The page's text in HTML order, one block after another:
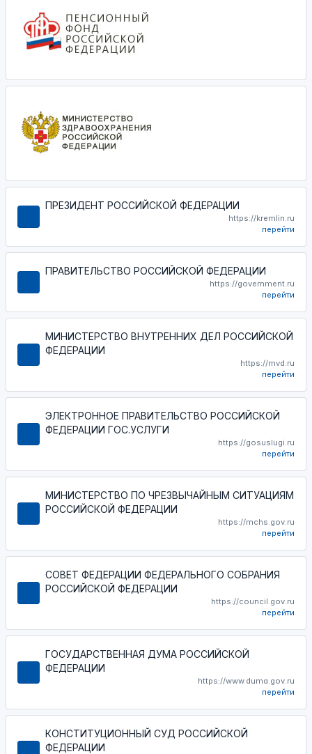
ПРЕЗИДЕНТ РОССИЙСКОЙ ФЕДЕРАЦИИ
https://kremlin.ru
перейти
ПРАВИТЕЛЬСТВО РОССИЙСКОЙ ФЕДЕРАЦИИ
https://government.ru
перейти
МИНИСТЕРСТВО ВНУТРЕННИХ ДЕЛ РОССИЙСКОЙ
ФЕДЕРАЦИИ
https://mvd.ru
перейти
ЭЛЕКТРОННОЕ ПРАВИТЕЛЬСТВО РОССИЙСКОЙ
ФЕДЕРАЦИИ ГОС.УСЛУГИ
https://gosuslugi.ru
перейти
МИНИСТЕРСТВО ПО ЧРЕЗВЫЧАЙНЫМ СИТУАЦИЯМ
РОССИЙСКОЙ ФЕДЕРАЦИИ
https://mchs.gov.ru
перейти
СОВЕТ ФЕДЕРАЦИИ ФЕДЕРАЛЬНОГО СОБРАНИЯ
РОССИЙСКОЙ ФЕДЕРАЦИИ
https://council.gov.ru
перейти
ГОСУДАРСТВЕННАЯ ДУМА РОССИЙСКОЙ
ФЕДЕРАЦИИ
https://www.duma.gov.ru
перейти
КОНСТИТУЦИОННЫЙ СУД РОССИЙСКОЙ
ФЕДЕРАЦИИ